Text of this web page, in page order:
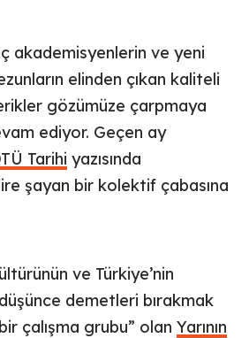
akademisyenlerin ve yeni
elinden çıkan kaliteli
gözümüze çarpmaya
ediyor. Geçen ay
Tarihi yazısında
şayan bir kolektif çabasına
ve Türkiye’nin
demetleri bırakmak
çalışma grubu” olanYarının